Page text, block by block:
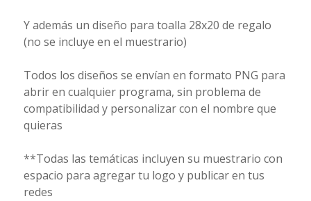
Y además un diseño para toalla 28x20 de regalo
(no se incluye en el muestrario)
Todos los diseños se envían en formato PNG para
abrir en cualquier programa, sin problema de
compatibilidad y personalizar con el nombre que
quieras
**Todas las temáticas incluyen su muestrario con
espacio para agregar tu logo y publicar en tus
redes